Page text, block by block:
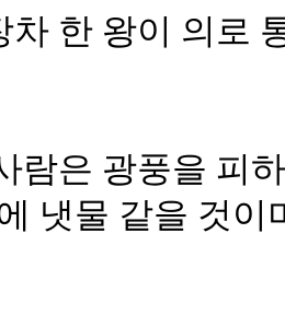
차 한 왕이 의로
람은 광풍을 피
냇물 같을 것